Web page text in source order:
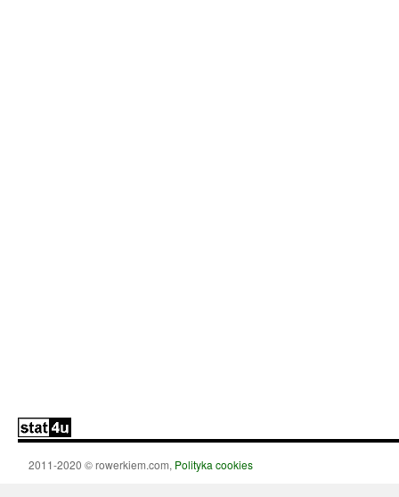
2011-2020 © rowerkiem.com, Polityka cookies